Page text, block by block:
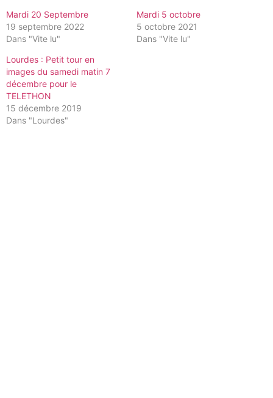
Mardi 20 Septembre
19 septembre 2022
Dans "Vite lu"
Mardi 5 octobre
5 octobre 2021
Dans "Vite lu"
Lourdes : Petit tour en
images du samedi matin 7
décembre pour le
TELETHON
15 décembre 2019
Dans "Lourdes"